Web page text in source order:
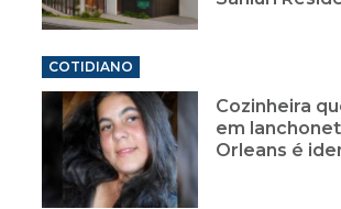
COTIDIANO
Cozinheira
em
Orleans é